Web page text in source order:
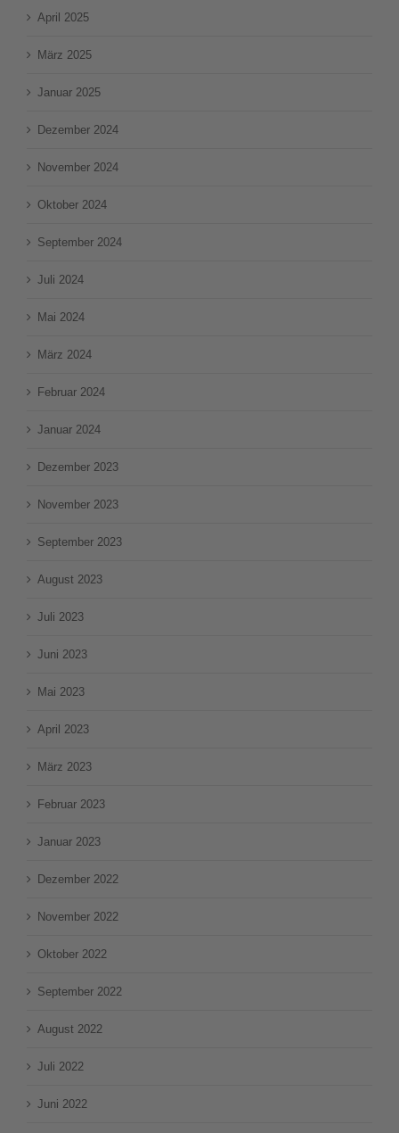
April 2025
März 2025
Januar 2025
Dezember 2024
November 2024
Oktober 2024
September 2024
Juli 2024
Mai 2024
März 2024
Februar 2024
Januar 2024
Dezember 2023
November 2023
September 2023
August 2023
Juli 2023
Juni 2023
Mai 2023
April 2023
März 2023
Februar 2023
Januar 2023
Dezember 2022
November 2022
Oktober 2022
September 2022
August 2022
Juli 2022
Juni 2022